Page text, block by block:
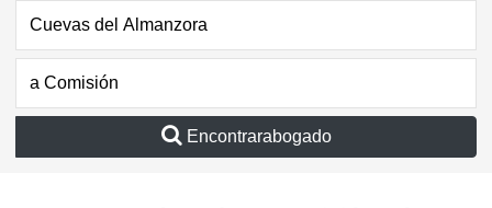
Encontrarabogado